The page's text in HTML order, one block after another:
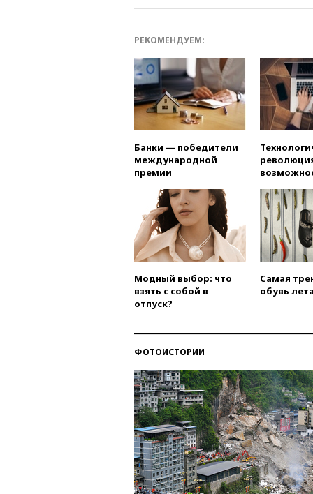
РЕКОМЕНДУЕМ:
Банки — победители
международной
премии
Модный выбор: что
взять с собой в
отпуск?
Самая
обувь
ФОТОИСТОРИИ